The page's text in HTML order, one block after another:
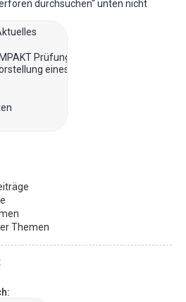
durchsuchen“ unten nicht
Themen